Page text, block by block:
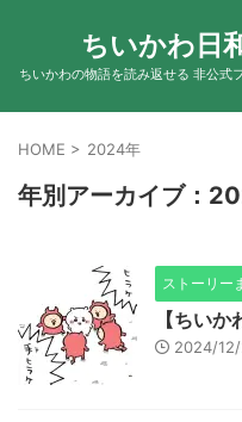
ちいかわ日
ちいかわの物語を読み返せる 非公式
HOME > 2024年
年別アーカイブ：
ストーリー
【ちい
2024/